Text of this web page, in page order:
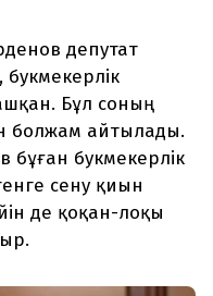
депутат
Бұл соның
болжам айтылады.
бұған букмекерлік
сену қиын
де қоқан-лоқы